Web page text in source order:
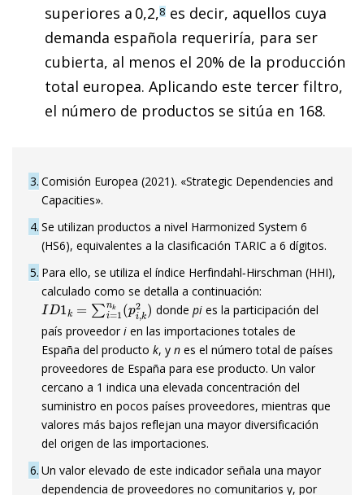
superiores a 0,2,8 es decir, aquellos cuya
demanda española requeriría, para ser
cubierta, al menos el 20% de la producción
total europea. Aplicando este tercer filtro,
el número de productos se sitúa en 168.
3 Comisión Europea (2021). «Strategic Dependencies and
Capacities».
4 Se utilizan productos a nivel Harmonized System 6
(HS6), equivalentes a la clasificación TARIC a 6 dígitos.
5 Para ello, se utiliza el índice Herfindahl‑Hirschman (HHI),
calculado como se detalla a continuación:
ID1k=∑i=1nk(pi k2)
donde pies la participación del
país proveedor i en las importaciones totales de
España del producto k, y n es el número total de países
proveedores de España para ese producto. Un valor
cercano a 1 indica una elevada concentración del
suministro en pocos países proveedores, mientras que
valores más bajos reflejan una mayor diversificación
del origen de las importaciones.
6 Un valor elevado de este indicador señala una mayor
dependencia de proveedores no comunitarios y, por